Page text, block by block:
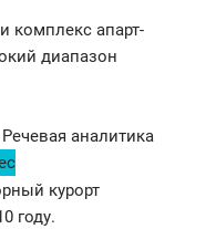
комплекс апарт-
диапазон
Речевая аналитика
курорт
году.